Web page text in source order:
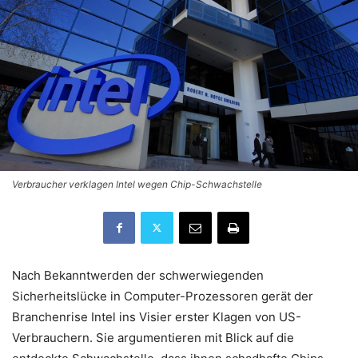
Verbraucher verklagen Intel wegen Chip-Schwachstelle
Nach Bekanntwerden der schwerwiegenden
Sicherheitslücke in Computer-Prozessoren gerät der
Branchenrise Intel ins Visier erster Klagen von US-
Verbrauchern. Sie argumentieren mit Blick auf die